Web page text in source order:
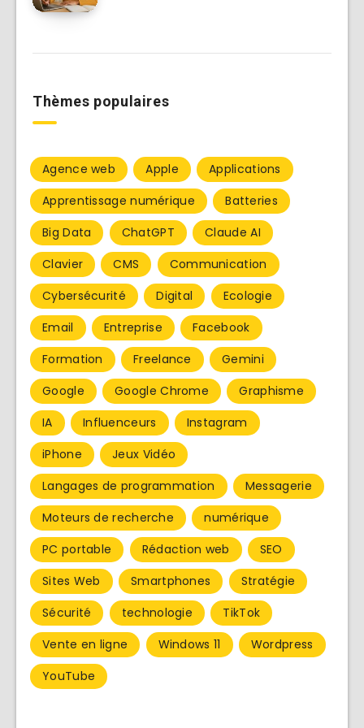
Thèmes populaires
Agence web Apple
Applications
Apprentissage numérique
Batteries
Big Data
ChatGPT
Claude AI
Clavier
CMS
Communication
Cybersécurité
Digital
Ecologie
Email
Entreprise
Facebook
Formation
Freelance
Gemini
Google
Google Chrome
Graphisme
IA
Influenceurs
Instagram
iPhone
Jeux Vidéo
Langages de programmation
Messagerie
Moteurs de recherche
numérique
PC portable
Rédaction web
SEO
Sites Web
Smartphones
Stratégie
Sécurité
technologie
TikTok
Vente en ligne
Windows 11
Wordpress
YouTube